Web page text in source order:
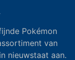
Pokémon
van
nieuwstaat aan.